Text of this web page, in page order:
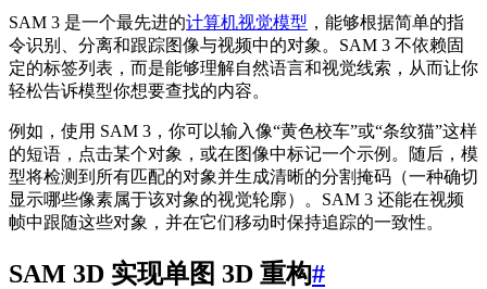
SAM 3 是一个最先进的计算机视觉模型 ，能够根据简单的指
令识别、分离和跟踪图像与视频中的对象。SAM 3 不依赖固
定的标签列表，而是能够理解自然语言和视觉线索，从而让你
轻松告诉模型你想要查找的内容。
例如，使用 SAM 3，你可以输入像“黄色校车”或“条纹猫”这样
的短语，点击某个对象，或在图像中标记一个示例。随后，模
型将检测到所有匹配的对象并生成清晰的分割掩码（一种确切
显示哪些像素属于该对象的视觉轮廓）。SAM 3 还能在视频
帧中跟随这些对象，并在它们移动时保持追踪的一致性。
SAM 3D 实现单图 3D 重构#